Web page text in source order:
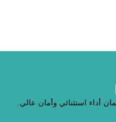
أداء استثنائي وأمان عالي.